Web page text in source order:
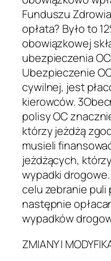
Funduszu
opłata? Było to
obowiązkowej
ubezpieczenia OC.
Ubezpieczenie
cywilnej, jest
kierowców.
polisy OC
którzy jeżdżą
musieli
jeżdżących,
wypadki
celu zebranie puli
następnie
wypadków
ZMIANY I